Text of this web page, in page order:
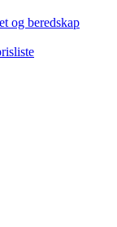
og beredskap